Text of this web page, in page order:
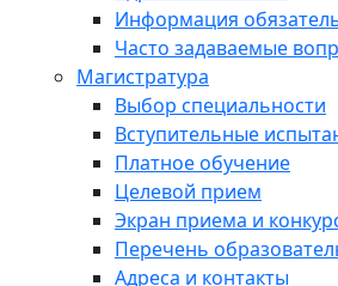
Информация
Часто задаваемые
Магистратура
Выбор специальности
Вступительные
Платное обучение
Целевой прием
Экран приема и
Перечень
Адреса и контакты